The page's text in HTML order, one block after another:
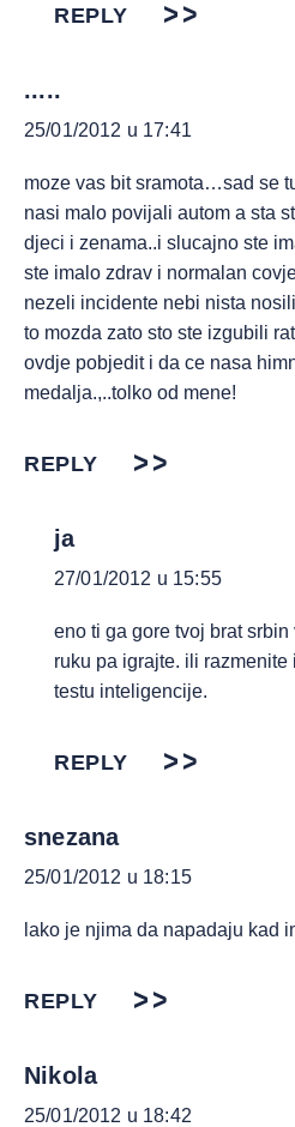
REPLY
.....
25/01/2012 u 17:41
moze vas bit sramota…sad se
nasi malo povijali autom a sta
djeci i zenama..i slucajno ste
ste imalo zdrav i normalan
nezeli incidente nebi nista
to mozda zato sto ste izgubili
ovdje pobjedit i da ce nasa
medalja.,..tolko od mene!
REPLY
ja
27/01/2012 u 15:55
eno ti ga gore tvoj brat
ruku pa igrajte. ili
testu inteligencije.
REPLY
snezana
25/01/2012 u 18:15
lako je njima da napadaju kad
REPLY
Nikola
25/01/2012 u 18:42